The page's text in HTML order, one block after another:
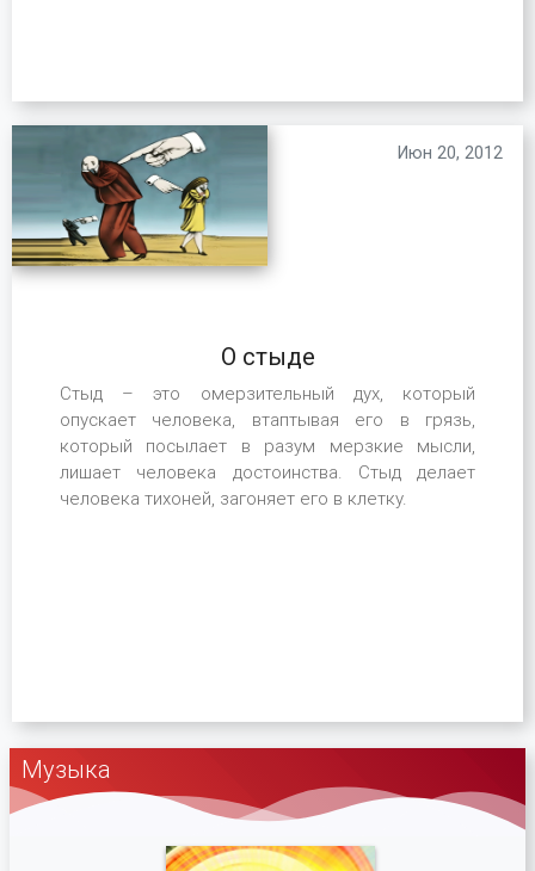
О стыде
Стыд – это омерзительный дух, который
опускает человека, втаптывая его в грязь,
который посылает в разум мерзкие мысли,
лишает человека достоинства. Стыд делает
человека тихоней, загоняет его в клетку.
Июн 20, 2012
Музыка